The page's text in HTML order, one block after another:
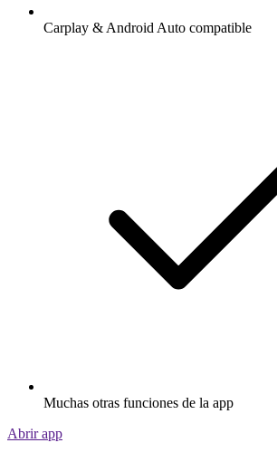
Carplay & Android Auto compatible
Muchas otras funciones de la app
Abrir app